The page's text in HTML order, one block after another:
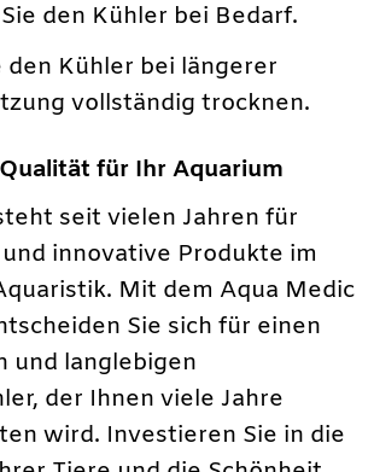
den Kühler bei Bedarf.
den Kühler bei längerer
vollständig trocknen.
für Ihr Aquarium
seit vielen Jahren für
innovative Produkte im
Mit dem Aqua Medic
Sie sich für einen
und langlebigen
der Ihnen viele Jahre
wird. Investieren Sie in die